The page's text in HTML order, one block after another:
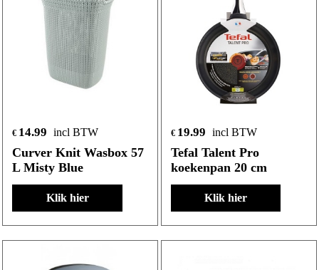
€ 14.99 incl BTW
Curver Knit Wasbox 57
L Misty Blue
Klik hier
€ 19.99 incl BTW
Tefal Talent Pro
koekenpan 20 cm
Klik hier